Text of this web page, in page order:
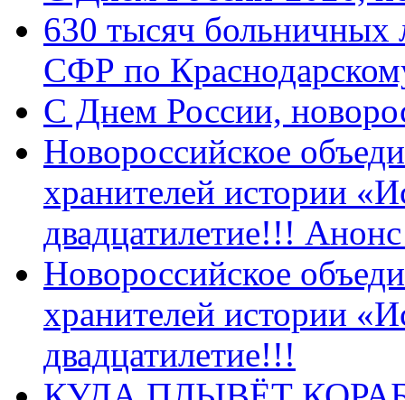
630 тысяч больничных
СФР по
C Днем России,
Новороссийское
хранителей истории
двадцатилетие!!!
Новороссийское
хранителей истории
двадцатилетие!!!